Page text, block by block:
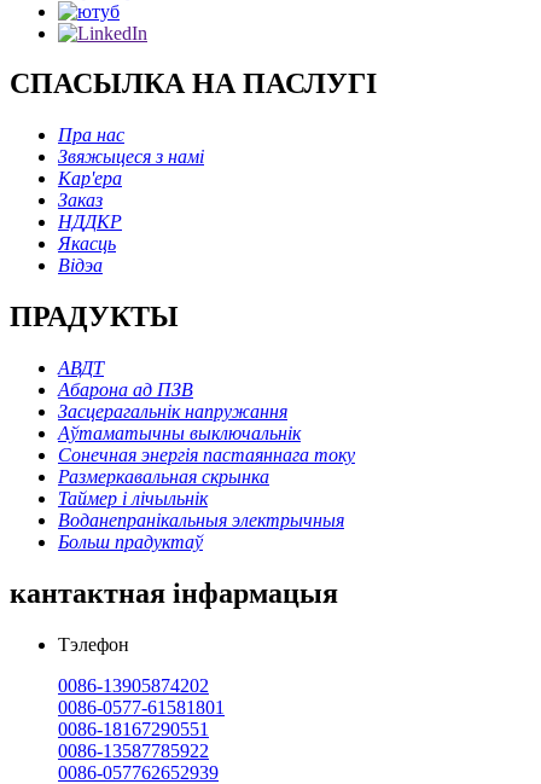
СПАСЫЛКА НА ПАСЛУГІ
Пра нас
Звяжыцеся з намі
Кар'ера
Заказ
НДДКР
Якасць
Відэа
ПРАДУКТЫ
АВДТ
Абарона ад ПЗВ
Засцерагальнік напружання
Аўтаматычны выключальнік
Сонечная энергія пастаяннага току
Размеркавальная скрынка
Таймер і лічыльнік
Воданепранікальныя электрычныя
Больш прадуктаў
кантактная інфармацыя
Тэлефон
0086-13905874202
0086-0577-61581801
0086-18167290551
0086-13587785922
0086-057762652939